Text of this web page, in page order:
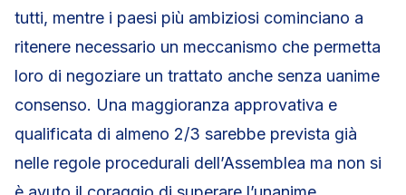
tutti, mentre i paesi più ambiziosi cominciano a
ritenere necessario un meccanismo che permetta
loro di negoziare un trattato anche senza uanime
consenso. Una maggioranza approvativa e
qualificata di almeno 2/3 sarebbe prevista già
nelle regole procedurali dell’Assemblea ma non si